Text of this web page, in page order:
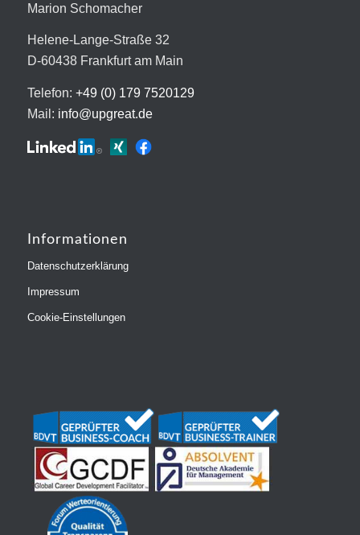
Marion Schomacher
Helene-Lange-Straße 32
D-60438 Frankfurt am Main
Telefon: +49 (0) 179 7520129
Mail: info@upgreat.de
Informationen
Datenschutzerklärung
Impressum
Cookie-Einstellungen